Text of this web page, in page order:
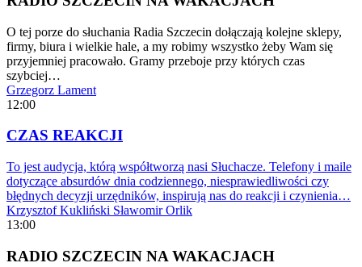
O tej porze do słuchania Radia Szczecin dołączają kolejne sklepy,
firmy, biura i wielkie hale, a my robimy wszystko żeby Wam się
przyjemniej pracowało. Gramy przeboje przy których czas
szybciej…
Grzegorz Lament
12:00
CZAS REAKCJI
To jest audycja, którą współtworzą nasi Słuchacze. Telefony i maile
dotyczące absurdów dnia codziennego, niesprawiedliwości czy
błędnych decyzji urzędników, inspirują nas do reakcji i czynienia…
Krzysztof Kukliński Sławomir Orlik
13:00
RADIO SZCZECIN NA WAKACJACH